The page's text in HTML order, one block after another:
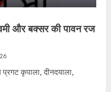
और बक्सर की पावन रज
कृपाला, दीनदयाला,